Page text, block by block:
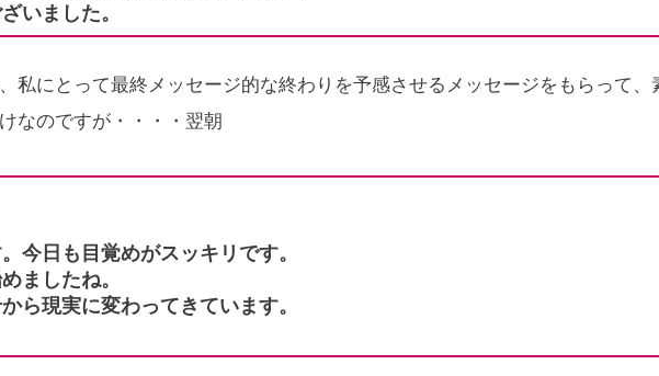
いました。
私にとって最終メッセージ的な終わりを予感させるメッセージをもらって、
なのですが・・・・翌朝
今日も目覚めがスッキリです。
ましたね。
ら現実に変わってきています。